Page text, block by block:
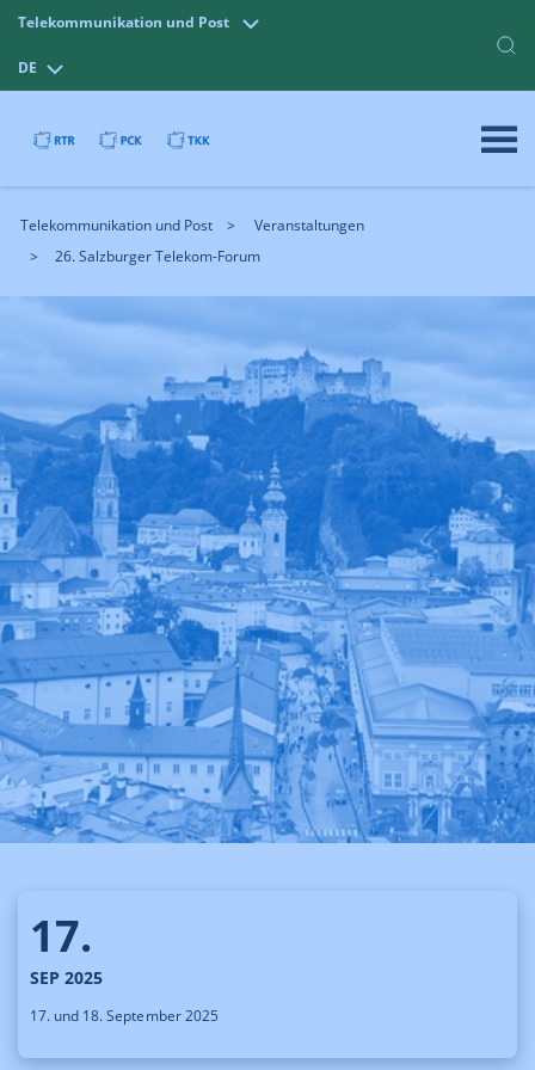
Telekommunikation und Post
DE
Telekommunikation und Post
Veranstaltungen
26. Salzburger Telekom-Forum
17.
SEP 2025
17. und 18. September 2025